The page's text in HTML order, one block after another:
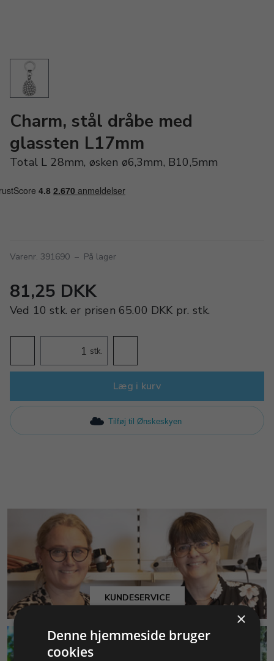
Charm, stål dråbe med
glassten L17mm
Total L 28mm, øsken ø6,3mm, B10,5mm
Varenr. 391690 – På lager
81,25 DKK
Ved 10 stk. er prisen 65.00 DKK pr. stk.
stk.
Læg i kurv
Tilføj til Ønskeskyen
KUNDESERVICE
×
Denne hjemmeside bruger
cookies